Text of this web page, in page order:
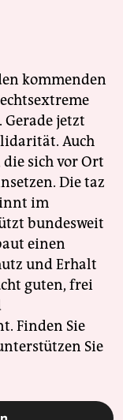
kommenden
jetzt
Auch
sich vor Ort
Die taz
im
bundesweit
einen
und Erhalt
guten, frei
Finden Sie
Sie